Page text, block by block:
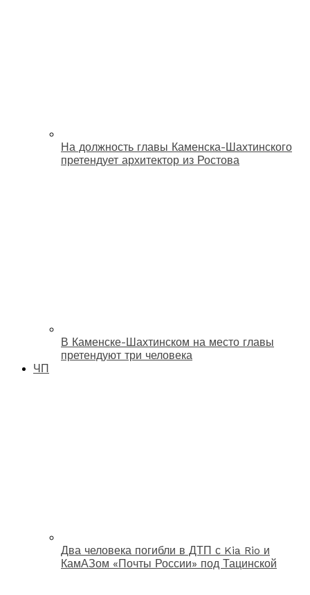
На должность главы Каменска-Шахтинского
претендует архитектор из Ростова
В Каменске-Шахтинском на место главы
претендуют три человека
ЧП
Два человека погибли в ДТП с Kia Rio и
КамАЗом «Почты России» под Тацинской